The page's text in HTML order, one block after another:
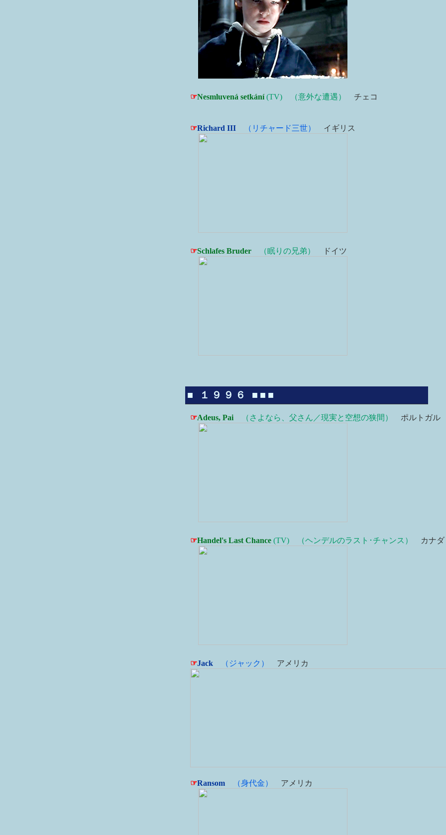
☞Nesmluvená setkání (TV) （意外な遭遇） チェコ
☞Richard III （リチャード三世） イギリス
☞Schlafes Bruder （眠りの兄弟） ドイツ
■ １９９６ ■■■
☞Adeus, Pai （さよなら、父さん／現実と空想の狭間） ポルトガル
☞Handel's Last Chance (TV) （ヘンデルのラスト･チャンス） カナダ
☞Jack （ジャック） アメリカ
☞Ransom （身代金） アメリカ